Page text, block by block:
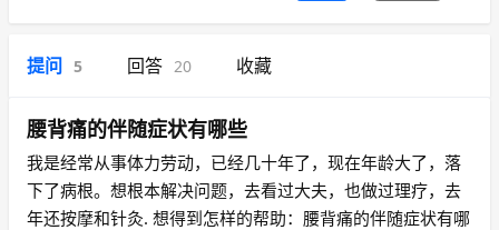
提问 5 回答 20 收藏
腰背痛的伴随症状有哪些
我是经常从事体力劳动，已经几十年了，现在年龄大了，落
下了病根。想根本解决问题，去看过大夫，也做过理疗，去
年还按摩和针灸. 想得到怎样的帮助：腰背痛的伴随症状有哪